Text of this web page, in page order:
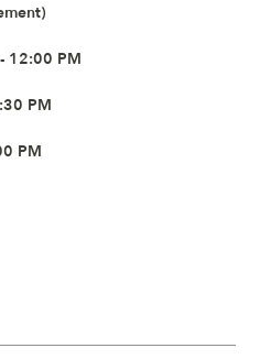
12:00 PM
PM
PM